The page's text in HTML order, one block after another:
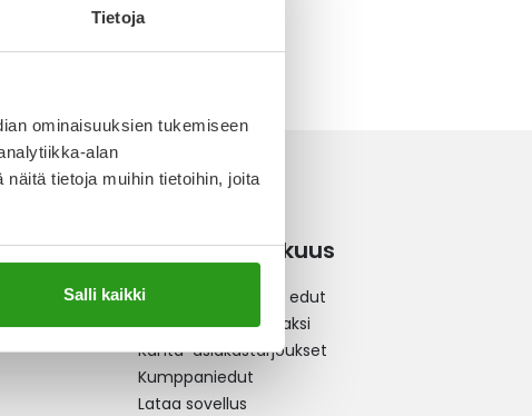
Tietoja
ominaisuuksien tukemiseen
alan
tietoja muihin tietoihin, joita
Salli kaikki
Kanta-asiakkuus
Kanta-asiakkuus ja edut
Liity kanta-asiakkaaksi
Kanta-asiakastarjoukset
Kumppaniedut
Lataa sovellus